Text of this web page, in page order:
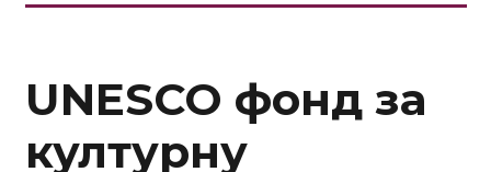
UNESCO фонд за
културну